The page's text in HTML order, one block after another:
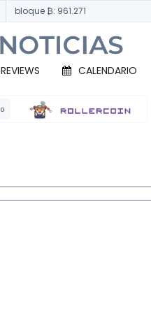
bloque ₿: 961.271
REVIEWS CALENDARIO
BTC